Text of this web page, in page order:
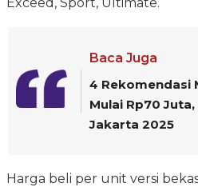
Baca Juga
4 Rekomendasi
Mulai Rp70
Jakarta 2025
Harga beli per unit versi